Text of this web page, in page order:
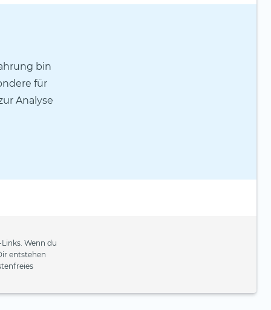
bin
für
Analyse
Wenn du
entstehen